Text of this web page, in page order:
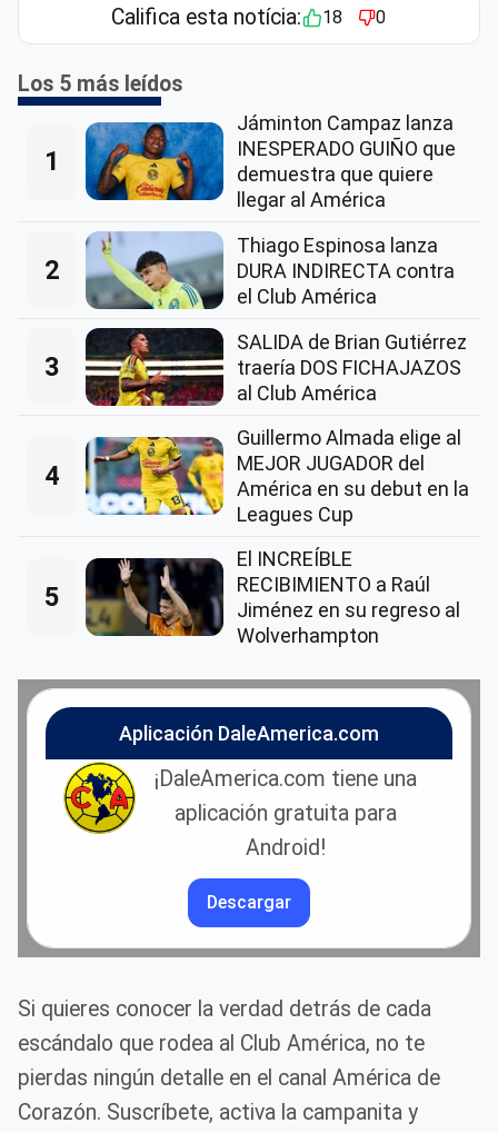
Califica esta notícia: 18 0
Los 5 más leídos
1
Jáminton Campaz lanza
INESPERADO GUIÑO que
demuestra que quiere
llegar al América
2
Thiago Espinosa lanza
DURA INDIRECTA contra
el Club América
3
SALIDA de Brian Gutiérrez
traería DOS FICHAJAZOS
al Club América
4
Guillermo Almada elige al
MEJOR JUGADOR del
América en su debut en la
Leagues Cup
5
El INCREÍBLE
RECIBIMIENTO a Raúl
Jiménez en su regreso al
Wolverhampton
Aplicación DaleAmerica.com
¡DaleAmerica.com tiene una
aplicación gratuita para
Android!
Descargar
Si quieres conocer la verdad detrás de cada
escándalo que rodea al Club América, no te
pierdas ningún detalle en el canal América de
Corazón. Suscríbete, activa la campanita y